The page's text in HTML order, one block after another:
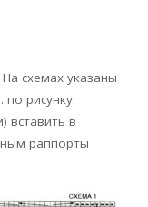
схемах указаны
рисунку.
вставить в
раппорты